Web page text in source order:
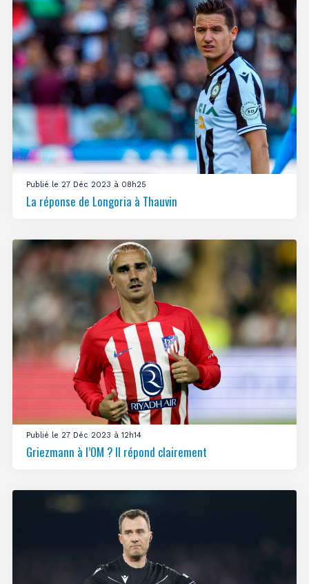
Publié le 27 Déc 2023 à 08h25
La réponse de Longoria à Thauvin
Publié le 27 Déc 2023 à 12h14
Griezmann à l’OM ? Il répond clairement